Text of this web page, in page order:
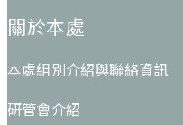
關於本處
本處組別介紹與聯絡資訊
研管會介紹